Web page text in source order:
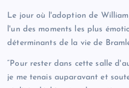
Le jour où l'adoption de
l'un des moments les plus
déterminants de la vie de
“Pour rester dans cette salle
je me tenais auparavant et